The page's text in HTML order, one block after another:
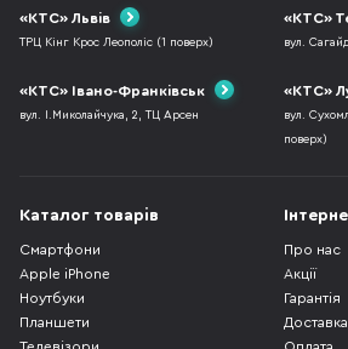
«КТС» Львів
ТРЦ Кінг Крос Леополіс (1 поверх)
«КТС»
вул.
«КТС» Івано-Франківськ
вул. І.Миколайчука, 2, ТЦ Арсен
«КТС»
вул.
поверх)
Каталог товарів
Смартфони
Apple iPhone
Ноутбуки
Планшети
Про нас
Акції
Гарантія
Доставка